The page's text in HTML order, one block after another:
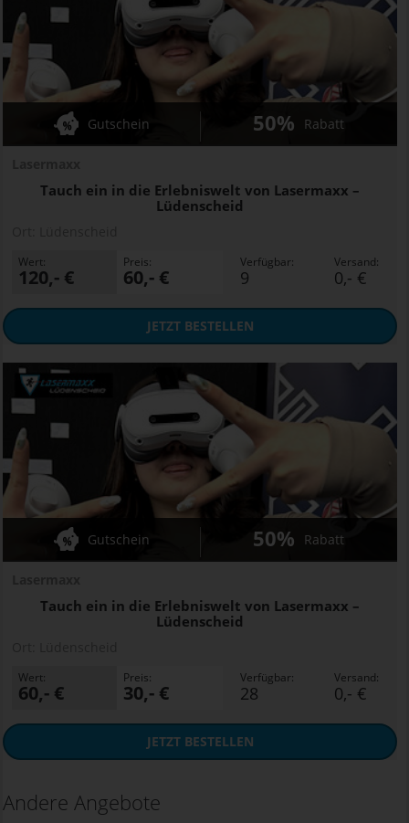
Tauch ein in die Erlebniswelt von Lasermaxx –
Lüdenscheid
Gutschein 50% Rabatt
Wert:
120,- €
Preis:
60,- €
Verfügbar:
9
Versand:
0,- €
JETZTBESTELLEN
Tauch ein in die Erlebniswelt von Lasermaxx –
Lüdenscheid
Gutschein 50% Rabatt
Wert:
60,- €
Preis:
30,- €
Verfügbar:
28
Versand:
0,- €
JETZTBESTELLEN
Andere Angebote